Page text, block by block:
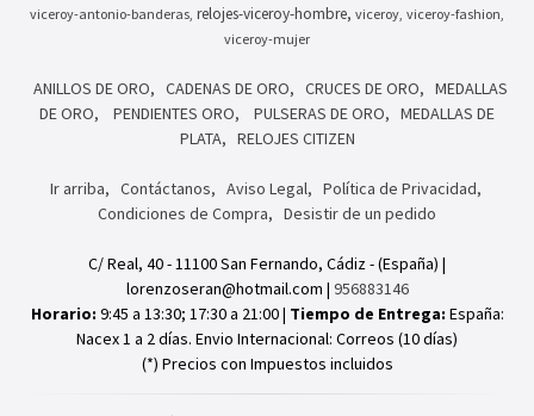
viceroy-antonio-banderas relojes-viceroy-hombre viceroy viceroy-fashion
viceroy-mujer
ANILLOS DE ORO CADENAS DE ORO CRUCES DE ORO
MEDALLAS
DE ORO
PENDIENTES ORO PULSERAS DE ORO
MEDALLAS DE
PLATA
RELOJES CITIZEN
Ir arriba Contáctanos Aviso Legal
Política de Privacidad
Condiciones de Compra
Desistir de un pedido
C/ Real, 40 - 11100 San Fernando, Cádiz - (España) |
lorenzoseran@hotmail.com | 956883146
Horario: 9:45 a 13:30; 17:30 a 21:00 | Tiempo de Entrega: España:
Nacex 1 a 2 días. Envio Internacional: Correos (10 días)
(*) Precios con Impuestos incluidos